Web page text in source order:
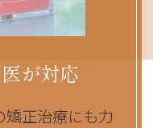
が対応
正治療にも力